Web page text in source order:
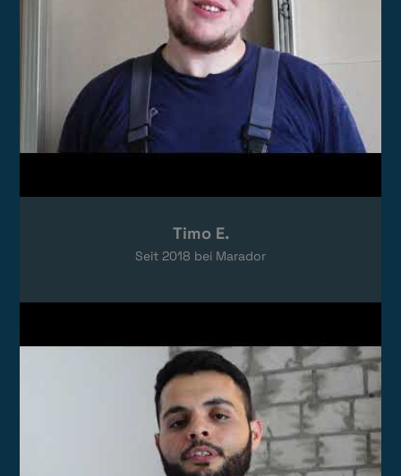
Das Video wird von YouTube eingebettet.
Datenschutzerklärungenvon Google.
Timo E.
Seit 2018 bei Marador